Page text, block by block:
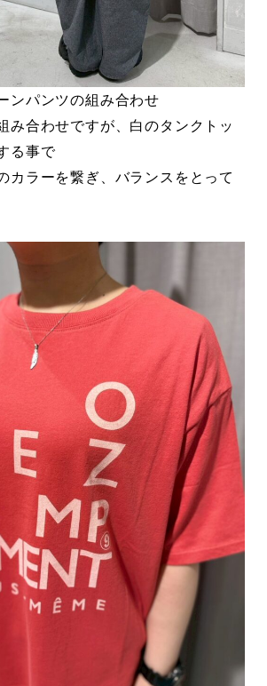
ンパンツの組み合わせ
み合わせですが、白のタンクトッ
る事で
カラーを繋ぎ、バランスをとって